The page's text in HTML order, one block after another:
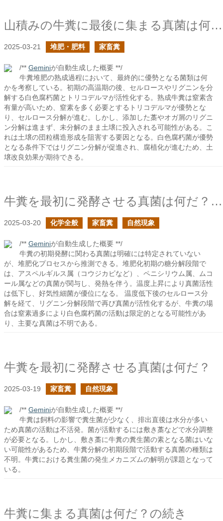
山積みの牛糞に最後に集まる真菌は何だ？
2025-03-21 堆肥・肥料 家畜糞
/** Geminiが自動生成した概要 **/
牛糞堆肥の熟成過程において、最終的に優勢となる菌類は何
かを考察している。初期の高温期の後、セルロースやリグニンを分
解する白色腐朽菌とトリコデルマが活性化する。熟成牛糞は窒素含
有量が高いため、窒素を多く必要とするトリコデルマが優勢とな
り、セルロース分解が進む。しかし、添加した藁やオガ屑のリグニ
ン分解は進まず、未分解のまま土壌に投入される可能性がある。こ
れは土壌の団粒構造形成を阻害する要因となる。白色腐朽菌が優勢
となる条件下ではリグニン分解が促進され、腐植化が進むため、土
壌改良効果が期待できる。
牛糞を最初に発酵させる真菌は何だ？の続き
2025-03-20 化学全般 家畜糞 自然現象
/** Geminiが自動生成した概要 **/
牛糞の初期発酵に関わる真菌は明確には特定されていない
が、堆肥化プロセスから推測できる。堆肥化初期の糖分解段階で
は、アスペルギルス属（コウジカビなど）、ペニシリウム属、ムコ
ール属などの真菌が関与し、発熱を伴う。温度上昇により真菌活性
は低下し、好気性細菌が優位になる。 温度低下後のセルロース分
解を経て、リグニン分解段階で再び真菌が活性化するが、牛糞の場
合は窒素過多により白色腐朽菌の活動は限定的となる可能性があ
り、主要な真菌は不明である。
牛糞を最初に発酵させる真菌は何だ？
2025-03-19 家畜糞 自然現象
/** Geminiが自動生成した概要 **/
牛糞は飼料の影響で糞生菌が少なく、排出直後は水分が多い
ため真菌の活動は不活発。菌が活動するには敷き藁などで水分調整
が必要となる。しかし、敷き藁に牛糞の糞生菌の素となる菌はいな
い可能性があるため、牛糞分解の初期段階で活動する真菌の種類は
不明。牛糞における糞生菌の発生メカニズムの解明が課題となって
いる。
牛糞に集まる真菌は何だ？の続き